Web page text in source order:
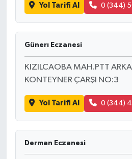
Yol Tarifi Al 0 (344)
Günerı Eczanesi
KIZILCAOBA MAH.PTT
KONTEYNER ÇARŞI NO:3
Yol Tarifi Al 0 (344)
Derman Eczanesi